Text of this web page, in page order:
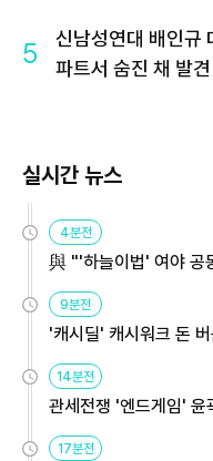
5
신남성연대 배인규
파트서 숨진 채 발견
실시간 뉴스
4분전
與 "'하늘이법' 여야 공
9분전
'캐시딜' 캐시워크 돈
14분전
관세전쟁 '엔드게임'
용해야
17분전